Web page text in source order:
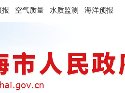
空气质量 水质监测 海洋预报